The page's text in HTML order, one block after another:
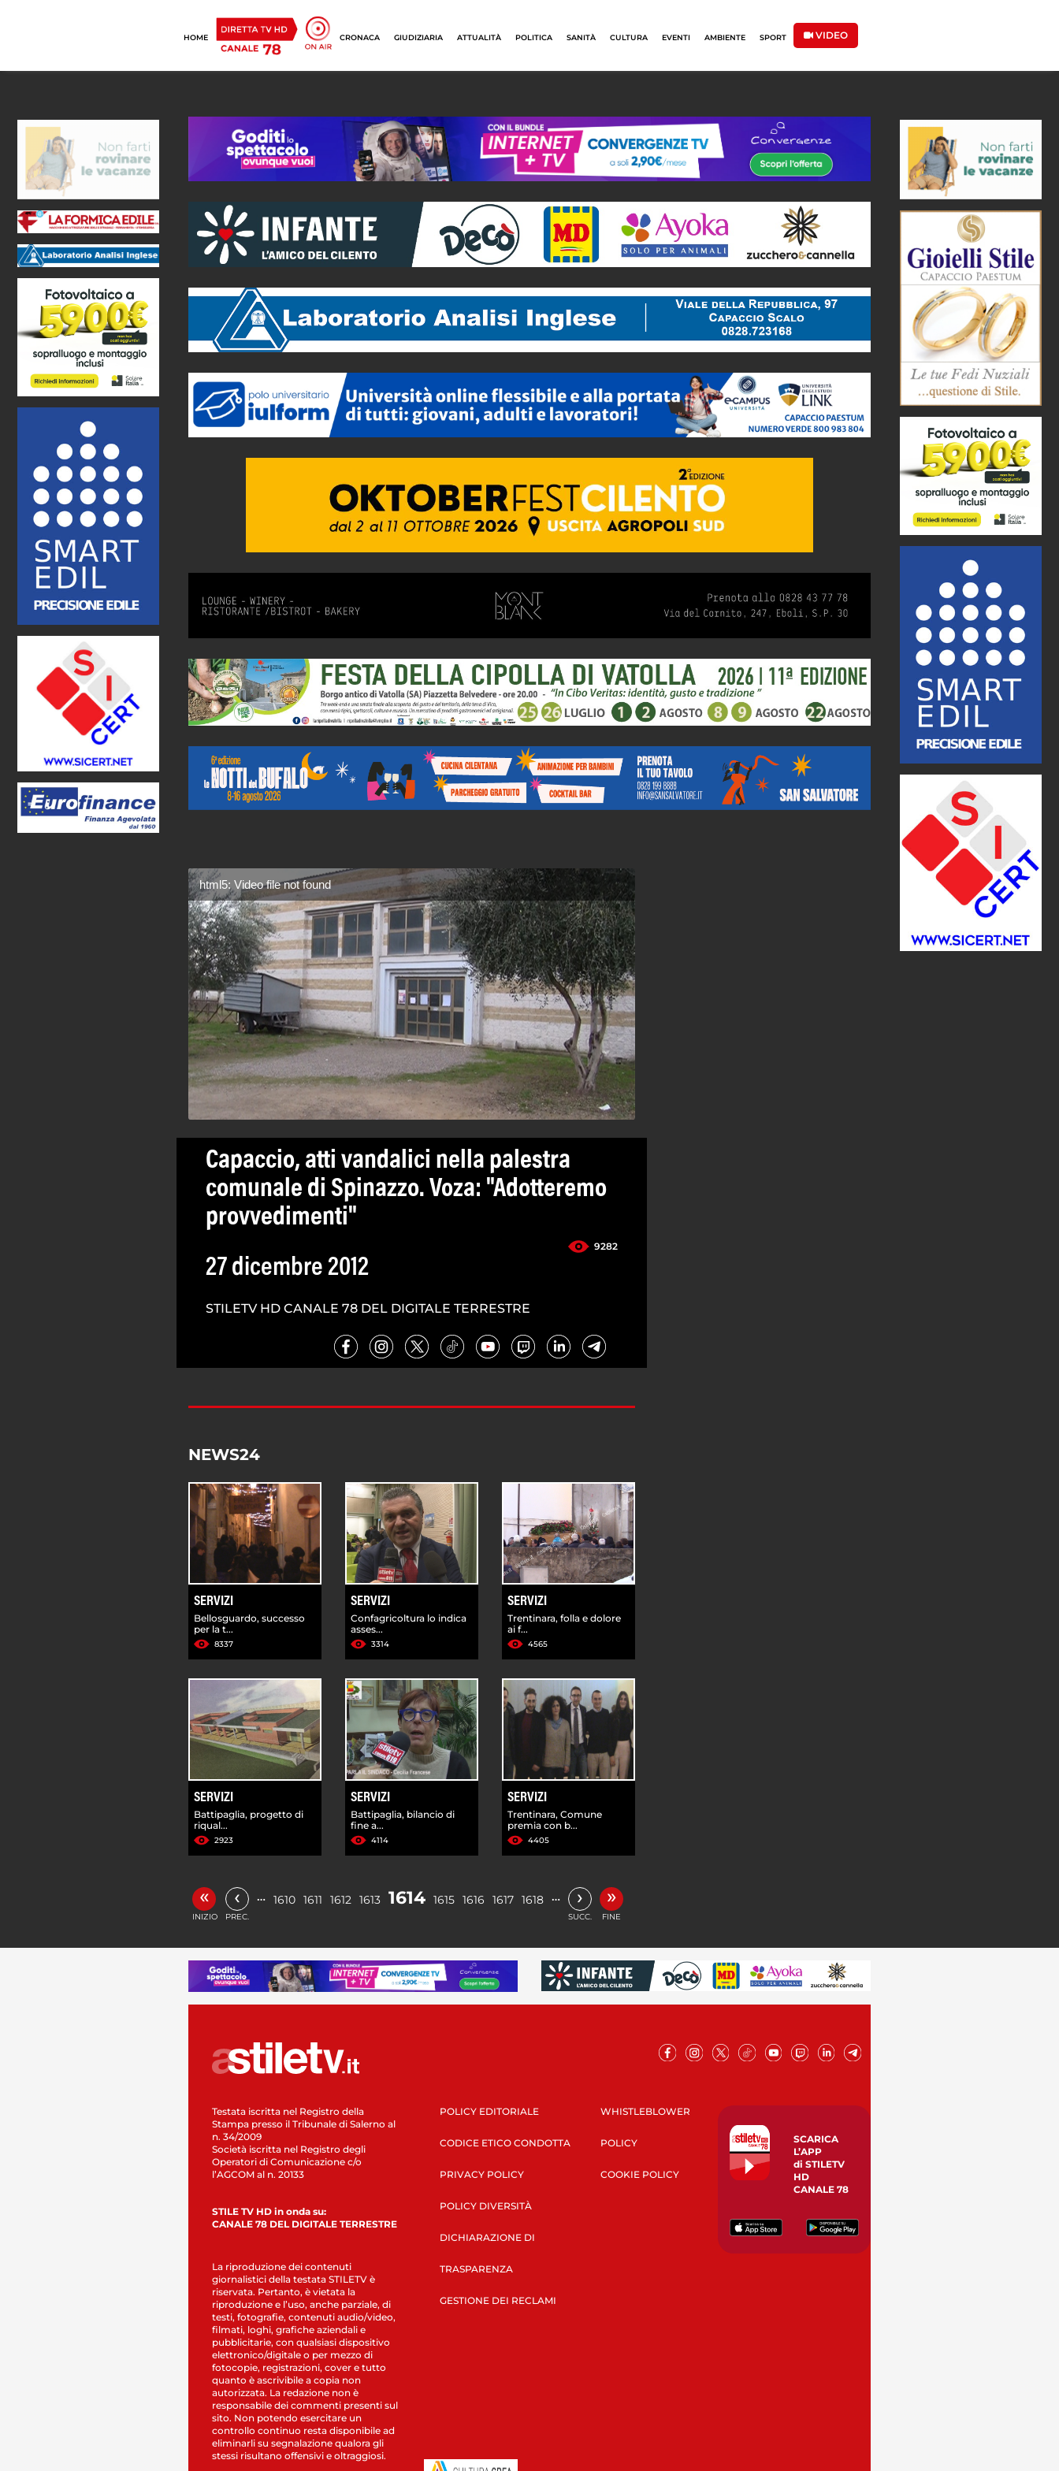
HOME CRONACA GIUDIZIARIA ATTUALITÀ POLITICA SANITÀ CULTURA EVENTI AMBIENTE SPORT VIDEO
html5: Video file not found
Capaccio, atti vandalici nella palestra
comunale di Spinazzo. Voza: "Adotteremo
provvedimenti"
9282
27 dicembre 2012
STILETV HD CANALE 78 DEL DIGITALE TERRESTRE
NEWS24
SERVIZI
Bellosguardo, successo
per la t...
8337
SERVIZI
Confagricoltura lo indica
asses...
3314
SERVIZI
Trentinara, folla e dolore
ai f...
4565
SERVIZI
Battipaglia, progetto di
riqual...
2923
SERVIZI
Battipaglia, bilancio di
fine a...
4114
SERVIZI
Trentinara, Comune
premia con b...
4405
«
INIZIO
‹
PREC.
… 1610 1611 1612 1613 1614 1615 1616 1617 1618 … ›
SUCC.
»
FINE
Testata iscritta nel Registro della
Stampa presso il Tribunale di Salerno al
n. 34/2009
Società iscritta nel Registro degli
Operatori di Comunicazione c/o
l’AGCOM al n. 20133
STILE TV HD in onda su:
CANALE 78 DEL DIGITALE TERRESTRE
La riproduzione dei contenuti
giornalistici della testata STILETV è
riservata. Pertanto, è vietata la
riproduzione e l’uso, anche parziale, di
testi, fotografie, contenuti audio/video,
filmati, loghi, grafiche aziendali e
pubblicitarie, con qualsiasi dispositivo
elettronico/digitale o per mezzo di
fotocopie, registrazioni, cover e tutto
quanto è ascrivibile a copia non
autorizzata. La redazione non è
responsabile dei commenti presenti sul
sito. Non potendo esercitare un
controllo continuo resta disponibile ad
eliminarli su segnalazione qualora gli
stessi risultano offensivi e oltraggiosi.
POLICY EDITORIALE
CODICE ETICO CONDOTTA
PRIVACY POLICY
POLICY DIVERSITÀ
DICHIARAZIONE DI
TRASPARENZA
GESTIONE DEI RECLAMI
WHISTLEBLOWER
POLICY
COOKIE POLICY
SCARICA
L’APP
di STILETV
HD
CANALE 78